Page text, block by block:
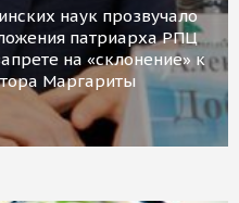
наук прозвучало
патриарха РПЦ
на «склонение» к
Маргариты